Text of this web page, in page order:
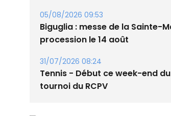
05/08/2026 09:53
Biguglia : messe de la Sainte-
procession le 14 août
31/07/2026 08:24
Tennis - Début ce week-end du
tournoi du RCPV